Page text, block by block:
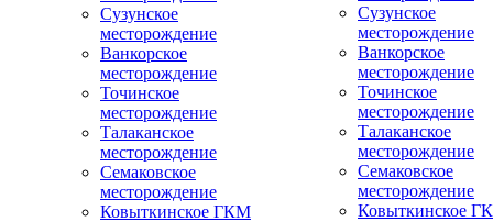
Сузунское
месторождение
Ванкорское
месторождение
Точинское
месторождение
Талаканское
месторождение
Семаковское
месторождение
Ковыткинское ГКМ
Сузунское
месторождение
Ванкорское
месторождение
Точинское
месторождение
Талаканское
месторождение
Семаковское
месторождение
Ковыткинское